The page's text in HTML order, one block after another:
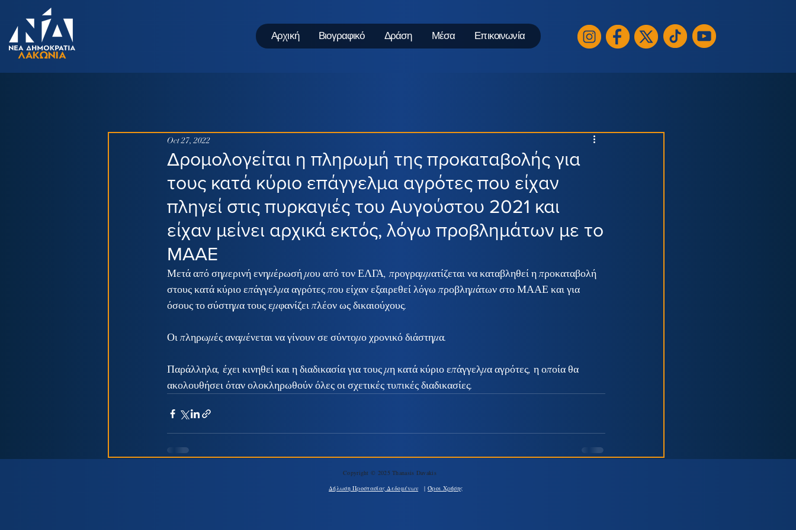
Αρχική Βιογραφικό Δράση Μέσα Επικοινωνία
Δρομολογείται η πληρωμή της προκαταβολής για
τους κατά κύριο επάγγελμα αγρότες που είχαν
πληγεί στις πυρκαγιές του Αυγούστου 2021 και
είχαν μείνει αρχικά εκτός, λόγω προβλημάτων με το
ΜΑΑΕ
Oct 27, 2022
Μετά από σημερινή ενημέρωσή μου από τον ΕΛΓΑ, προγραμματίζεται να καταβληθεί η προκαταβολή
στους κατά κύριο επάγγελμα αγρότες που είχαν εξαιρεθεί λόγω προβλημάτων στο ΜΑΑΕ και για
όσους το σύστημα τους εμφανίζει πλέον ως δικαιούχους.
Οι πληρωμές αναμένεται να γίνουν σε σύντομο χρονικό διάστημα.
Παράλληλα, έχει κινηθεί και η διαδικασία για τους μη κατά κύριο επάγγελμα αγρότες, η οποία θα
ακολουθήσει όταν ολοκληρωθούν όλες οι σχετικές τυπικές διαδικασίες.
Copyright © 2025 Thanasis Davakis
Δήλωση Προστασίας Δεδομένων
| Όροι Χρήσης